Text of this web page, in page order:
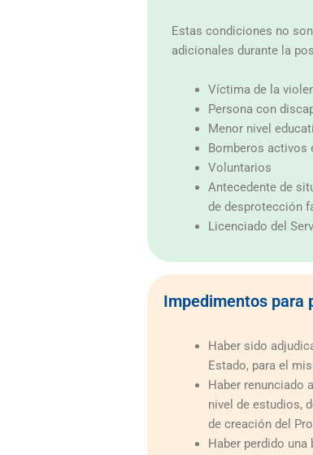
Estas condiciones no
adicionales durante la
Víctima de la
Persona con
Menor nivel
Bomberos activos
Voluntarios
Antecedente de
de desprotección
Licenciado del
Impedimentos para
Haber sido
Estado, para el
Haber renunciado
nivel de estudios,
de creación del
Haber perdido